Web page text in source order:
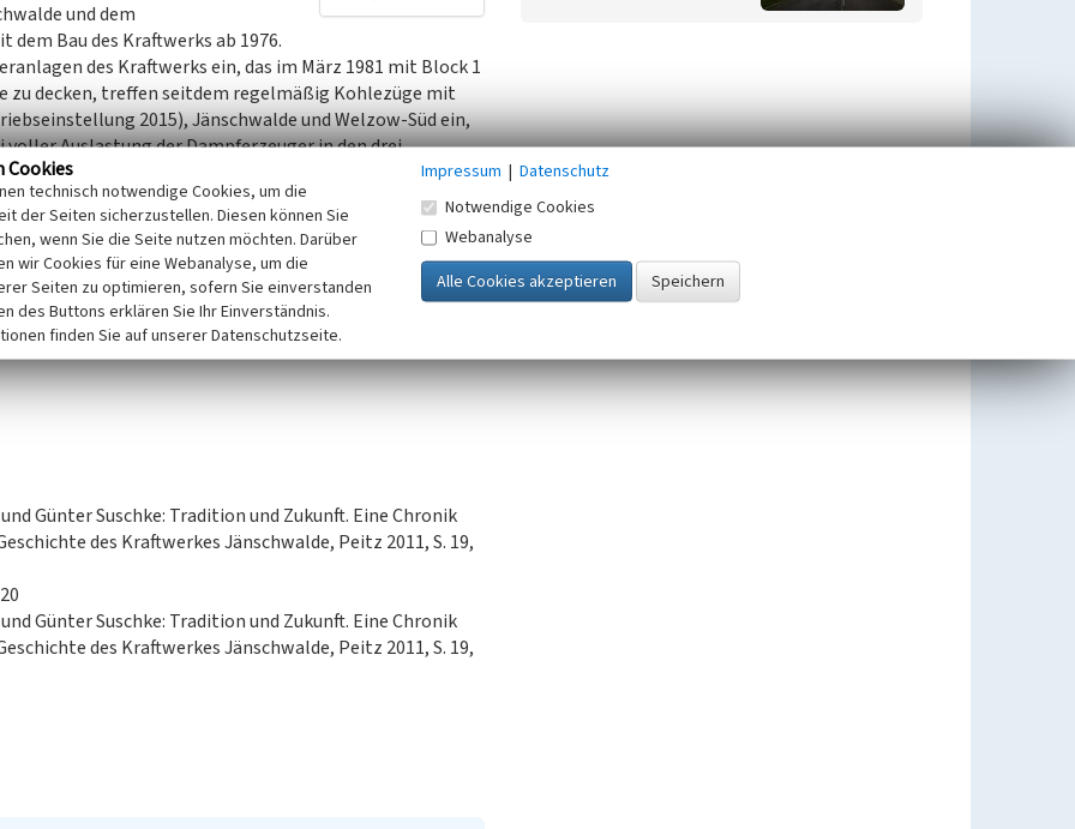
und dem
Bau des Kraftwerks ab 1976.
des Kraftwerks ein, das im März 1981 mit Block 1
zu decken, treffen seitdem regelmäßig Kohlezüge mit
2015), Jänschwalde und Welzow-Süd ein,
voller Auslastung der Dampferzeuger in den drei
t pro Tag, sodass bis zu 80 Züge am Tag ankommen.
enteist, bevor sie über die Kippverladung der Kohlezüge
erfolgt die Verladung durch Grabenschöpfgeräte auf
installiert sind und die Rohbraunkohle in das
Günter Suschke: Tradition und Zukunft. Eine Chronik
des Kraftwerkes Jänschwalde, Peitz 2011, S. 19,
Günter Suschke: Tradition und Zukunft. Eine Chronik
des Kraftwerkes Jänschwalde, Peitz 2011, S. 19,
Cookies
technisch notwendige Cookies, um die
der Seiten sicherzustellen. Diesen können Sie
wenn Sie die Seite nutzen möchten. Darüber
wir Cookies für eine Webanalyse, um die
Seiten zu optimieren, sofern Sie einverstanden
des Buttons erklären Sie Ihr Einverständnis.
finden Sie auf unserer Datenschutzseite.
Impressum | Datenschutz
Notwendige Cookies
Webanalyse